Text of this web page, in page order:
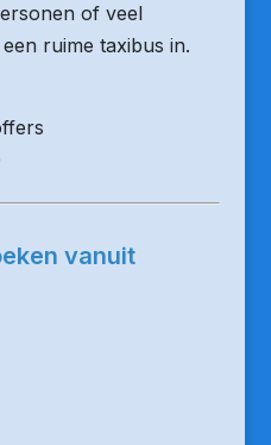
of veel
ruime taxibus in.
vanuit